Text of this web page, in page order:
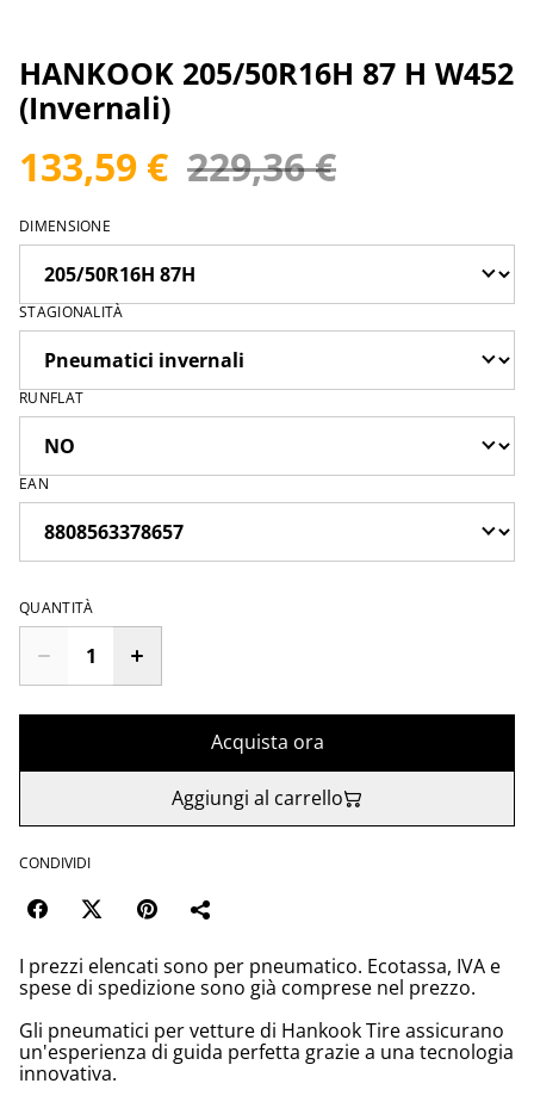
HANKOOK 205/50R16H 87 H W452
(Invernali)
133,59 € 229,36 €
DIMENSIONE
STAGIONALITÀ
RUNFLAT
EAN
QUANTITÀ
Acquista ora
Aggiungi al carrello
CONDIVIDI
I prezzi elencati sono per pneumatico. Ecotassa, IVA e
spese di spedizione sono già comprese nel prezzo.
Gli pneumatici per vetture di Hankook Tire assicurano
un'esperienza di guida perfetta grazie a una tecnologia
innovativa.